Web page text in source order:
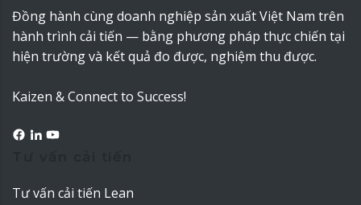
Đồng hành cùng doanh nghiệp sản xuất Việt Nam trên
hành trình cải tiến — bằng phương pháp thực chiến tại
hiện trường và kết quả đo được, nghiệm thu được.
Kaizen & Connect to Success!
Tư vấn cải tiến Lean